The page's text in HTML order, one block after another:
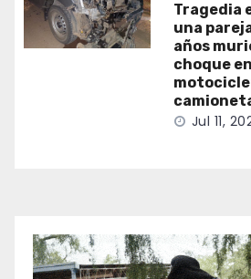
Tragedia
una
años
choque
Jul 11,